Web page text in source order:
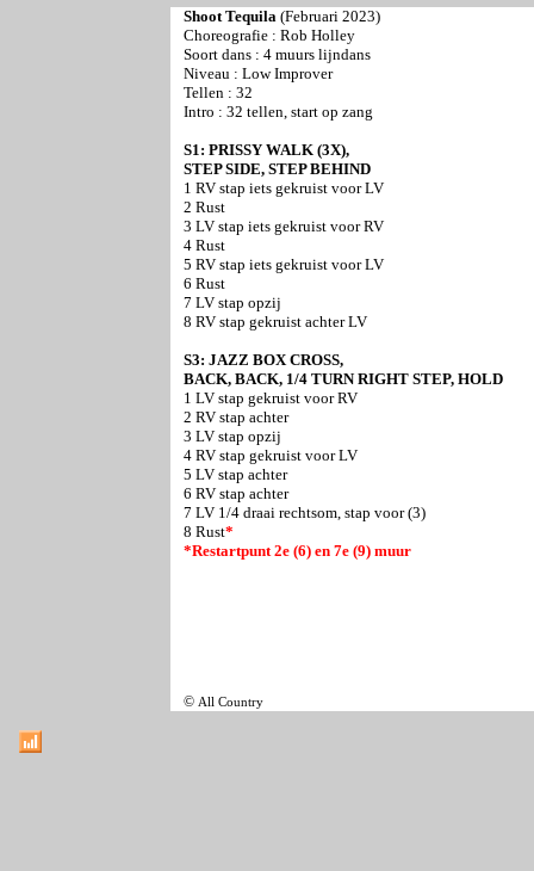
Shoot Tequila (Februari 2023)
Choreografie : Rob Holley
Soort dans : 4 muurs lijndans
Niveau : Low Improver
Tellen : 32
Intro : 32 tellen, start op zang
S1: PRISSY WALK (3X),
STEP SIDE, STEP BEHIND
1 RV stap iets gekruist voor LV
2 Rust
3 LV stap iets gekruist voor RV
4 Rust
5 RV stap iets gekruist voor LV
6 Rust
7 LV stap opzij
8 RV stap gekruist achter LV
S3: JAZZ BOX CROSS,
BACK, BACK, 1/4 TURN RIGHT STEP, HOLD
1 LV stap gekruist voor RV
2 RV stap achter
3 LV stap opzij
4 RV stap gekruist voor LV
5 LV stap achter
6 RV stap achter
7 LV 1/4 draai rechtsom, stap voor (3)
8 Rust*
*Restartpunt 2e (6) en 7e (9) muur
© All Country